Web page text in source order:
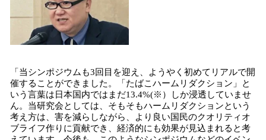
「当シンポジウムも3回目を迎え、ようやく初めてリアルで開
催することができました。「たばこハームリダクション」と
いう言葉は日本国内ではまだ13.4%(※）しか浸透していませ
ん。当研究会としては、そもそもハームリダクションという
考え方は、害を減らしながら、より良い国民のクオリティオ
ブライフ作りに貢献でき、経済的にも効果が見込まれると考